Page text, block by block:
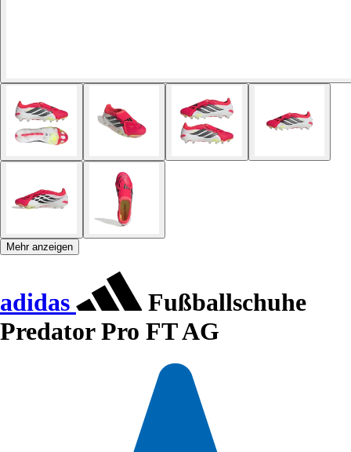
Mehr anzeigen
adidas
Fußballschuhe
Predator Pro FT AG